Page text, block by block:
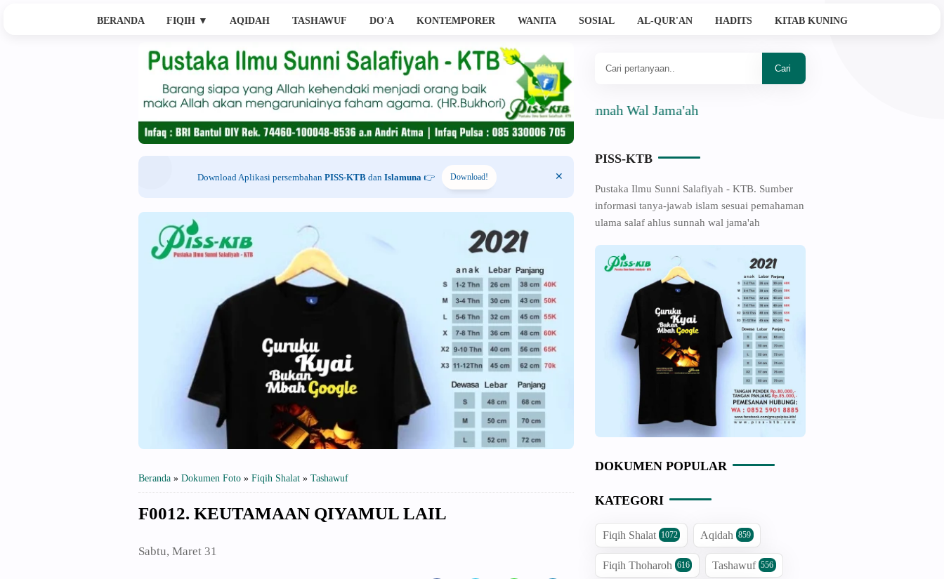
BERANDA FIQIH ▼ AQIDAH TASHAWUF DO'A KONTEMPORER WANITA SOSIAL AL-QUR'AN HADITS KITAB KUNING
Download Aplikasi persembahan PISS-KTBdan Islamuna 👉 Download!
Beranda » Dokumen Foto » Fiqih Shalat » Tashawuf
F0012. KEUTAMAAN QIYAMUL LAIL
Sabtu, Maret 31
Ahlussunnah Wal Jama'ah
PISS-KTB
Pustaka Ilmu Sunni Salafiyah - KTB. Sumber
informasi tanya-jawab islam sesuai pemahaman
ulama salaf ahlus sunnah wal jama'ah
DOKUMEN POPULAR
KATEGORI
Fiqih Shalat 1072 Aqidah 859
Fiqih Thoharoh 616 Tashawuf 556